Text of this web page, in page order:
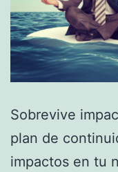
Sobrevive
plan de
impactos en tu